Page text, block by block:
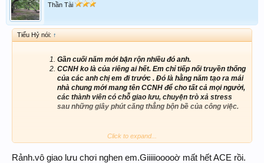
Thần Tài
Tiểu Hỷ nói: ↑
Gần cuối năm mới bận rộn nhiều đó anh.
CCNH ko là của riêng ai hết. Em chỉ tiếp nối truyền thống
của các anh chị em đi trước . Đó là hằng năm tạo ra mái
nhà chung mới mang tên CCNH để cho tất cả mọi người,
các thành viên có chỗ giao lưu, chuyện trò xả stress
sau những giây phút căng thẳng bộn bề của công việc.
Vì nhiều việc nên ko có thời gian ngâm cứu số, đã
Click to expand...
Rảnh.vô giao lưu chơi nghen em.Giiiiiooooờ mất hết ACE rồi.